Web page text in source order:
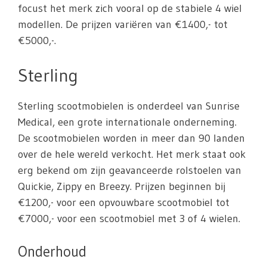
focust het merk zich vooral op de stabiele 4 wiel
modellen. De prijzen variëren van €1400,- tot
€5000,-.
Sterling
Sterling scootmobielen is onderdeel van Sunrise
Medical, een grote internationale onderneming.
De scootmobielen worden in meer dan 90 landen
over de hele wereld verkocht. Het merk staat ook
erg bekend om zijn geavanceerde rolstoelen van
Quickie, Zippy en Breezy. Prijzen beginnen bij
€1200,- voor een opvouwbare scootmobiel tot
€7000,- voor een scootmobiel met 3 of 4 wielen.
Onderhoud